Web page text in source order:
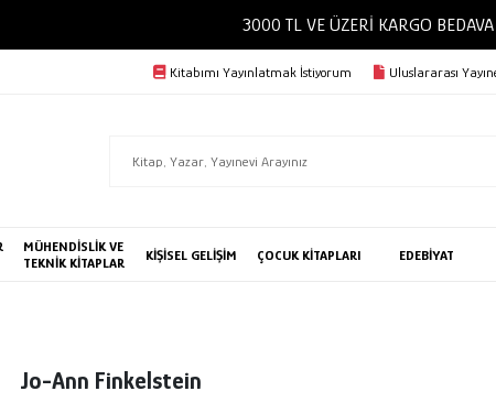
3000 TL VE ÜZERİ KARGO BEDAVA
Kitabımı Yayınlatmak İstiyorum Uluslararası
MÜHENDİSLİK VE
TEKNİK KİTAPLAR
KİŞİSEL GELİŞİM ÇOCUK KİTAPLARI EDEBİYAT
Jo-Ann Finkelstein